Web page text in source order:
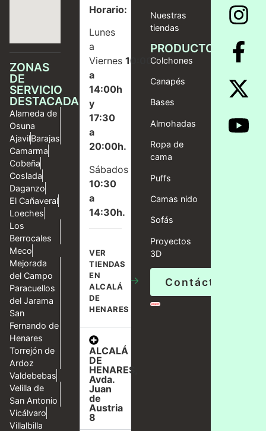
ZONAS
DE
SERVICIO
DESTACADAS
Alameda de
Osuna
AjavilBarajas
Camarma
Cobeña
Coslada
Daganzo
El Cañaveral
Loeches
Los
Berrocales
Meco
Mejorada
del Campo
Paracuellos
del Jarama
San
Fernando de
Henares
Torrejón de
Ardoz
Valdebebas
Velilla de
San Antonio
Vicálvaro
Villalbilla
Horario:
Lunes
a
Viernes10:00
a
14:00h
y
17:30
a
20:00h.
Sábados
10:30
a
14:30h.
VER
TIENDAS
EN
ALCALÁ
DE
HENARES
→
ALCALÁ
DE
HENARES,
Avda.
Juan
de
Austria
8
Nuestras
tiendas
PRODUCTOS
Colchones
Canapés
Bases
Almohadas
Ropa de
cama
Puffs
Camas nido
Sofás
Proyectos
3D
Contáctanos